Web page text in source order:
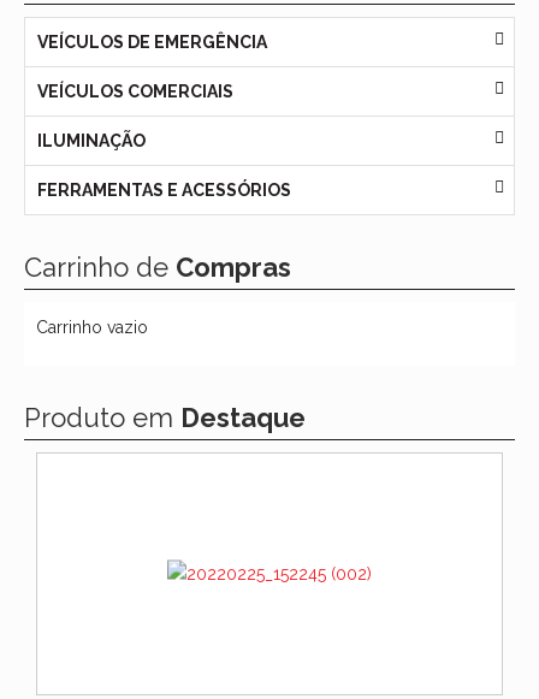
VEÍCULOS DE EMERGÊNCIA
VEÍCULOS COMERCIAIS
ILUMINAÇÃO
FERRAMENTAS E ACESSÓRIOS
Carrinho de Compras
Carrinho vazio
Produto em Destaque